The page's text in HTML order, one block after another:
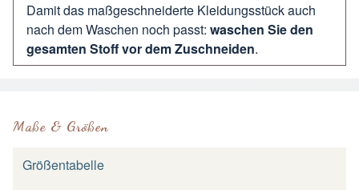
Damit das maßgeschneiderte Kleidungsstück auch
nach dem Waschen noch passt: waschen Sie den
gesamten Stoff vor dem Zuschneiden.
Maße & Größen
Größentabelle